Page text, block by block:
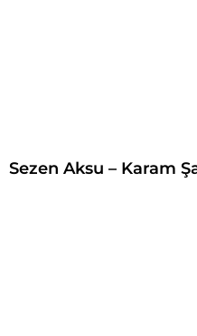
Sezen Aksu – Karam